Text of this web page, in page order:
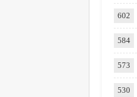
602
584
573
530